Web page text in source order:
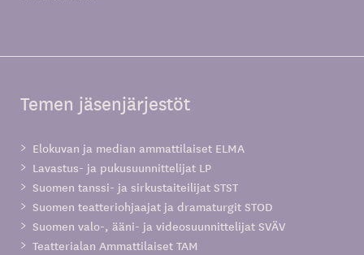
Temen jäsenjärjestöt
Elokuvan ja median ammattilaiset ELMA
Lavastus- ja pukusuunnittelijat LP
Suomen tanssi- ja sirkustaiteilijat STST
Suomen teatteriohjaajat ja dramaturgit STOD
Suomen valo-, ääni- ja videosuunnittelijat SVÄV
Teatterialan Ammattilaiset TAM